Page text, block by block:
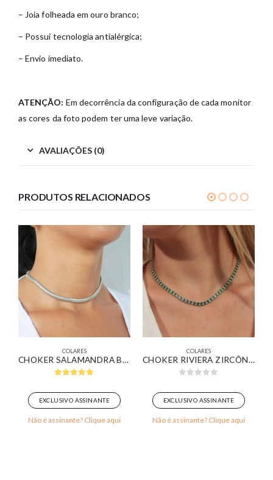
– Joia folheada em ouro branco;
– Possui tecnologia antialérgica;
– Envio imediato.
ATENÇÃO: Em decorrência da configuração de cada monitor
as cores da foto podem ter uma leve variação.
AVALIAÇÕES (0)
PRODUTOS RELACIONADOS
COLARES
CHOKER SALAMANDRA BANHADA EM OURO BRANCO
EXCLUSIVO ASSINANTE
Não é assinante? Clique aqui
COLARES
CHOKER RIVIERA ZIRCÔNIAS INTERCALADAS VERDE E CRISTAL BANHADO EM OURO BRANCO
EXCLUSIVO ASSINANTE
Não é assinante? Clique aqui